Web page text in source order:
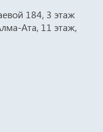
184, 3 этаж
Ата, 11 этаж,